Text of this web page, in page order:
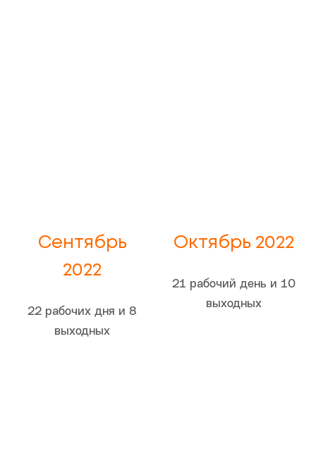
Сентябрь
2022
22 рабочих дня и 8
выходных
Октябрь 2022
21 рабочий день и 10
выходных